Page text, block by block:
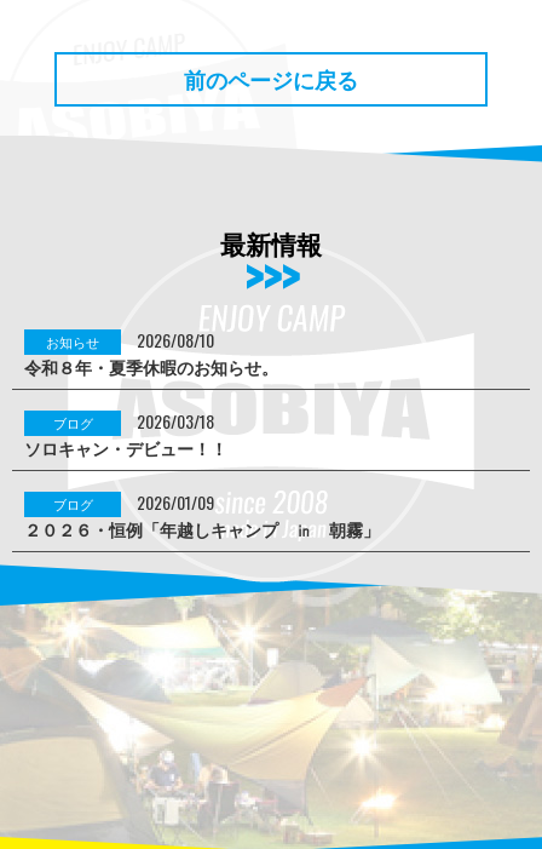
前のページに戻る
最新情報
お知らせ
2026/08/10
令和８年・夏季休暇のお知らせ。
ブログ
2026/03/18
ソロキャン・デビュー！！
ブログ
2026/01/09
２０２６・恒例「年越しキャンプ ㏌ 朝霧」